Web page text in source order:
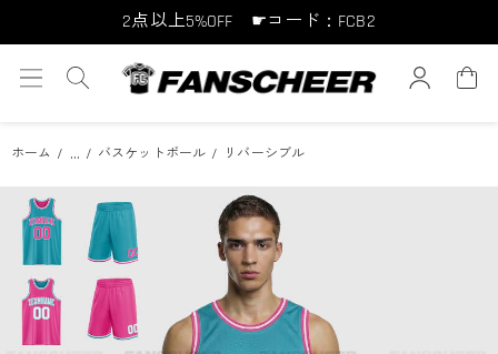
10点以上10%OFF ☛コード：FCB10
15点以上15%OFF ☛コード：FCB15
ホーム ... バスケットボール リバーシブル